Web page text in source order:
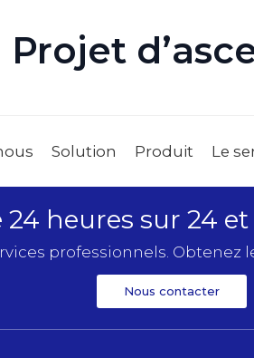
Solution Produit Le
heures sur 24
professionnels. Obtenez
Nous contacter